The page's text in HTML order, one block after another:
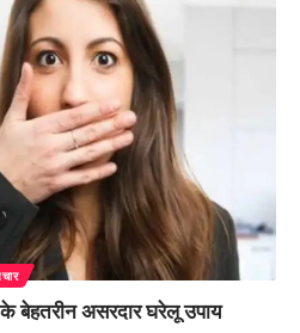
बेहतरीन असरदार घरेलू उपाय